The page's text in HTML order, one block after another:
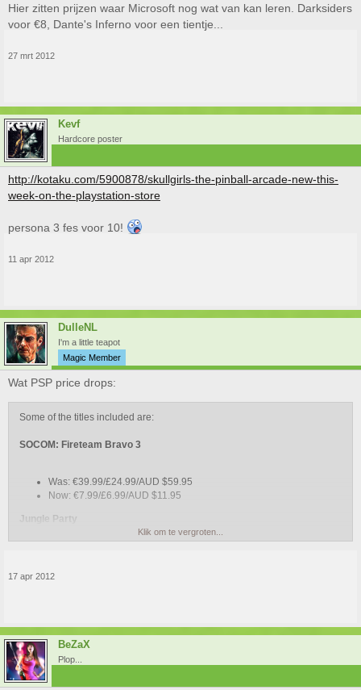
Hier zitten prijzen waar Microsoft nog wat van kan leren. Darksiders
voor €8, Dante's Inferno voor een tientje...
27 mrt 2012
Kevf
Hardcore poster
http://kotaku.com/5900878/skullgirls-the-pinball-arcade-new-this-
week-on-the-playstation-store
persona 3 fes voor 10!
11 apr 2012
DulleNL
I'm a little teapot
Magic Member
Wat PSP price drops:
Some of the titles included are:
SOCOM: Fireteam Bravo 3
Was: €39.99/£24.99/AUD $59.95
Now: €7.99/£6.99/AUD $11.95
Jungle Party
Was: €29.99/£24.99/AUD $49.95
Now: €7.99/£6.99/AUD $11.95
Patapon 3
Klik om te vergroten...
17 apr 2012
BeZaX
Plop...